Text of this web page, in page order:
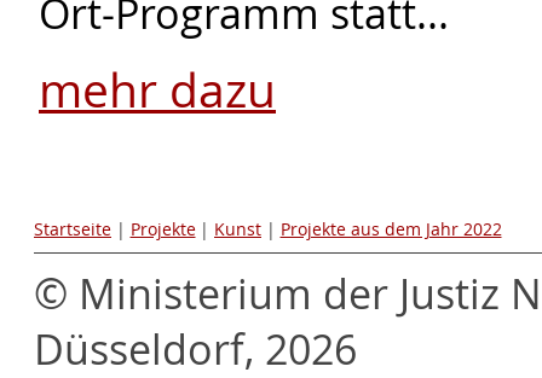
Ort-Programm statt...
mehr dazu
Startseite | Projekte | Kunst | Projekte aus dem Jahr 2022
© Ministerium der Justiz
Düsseldorf, 2026